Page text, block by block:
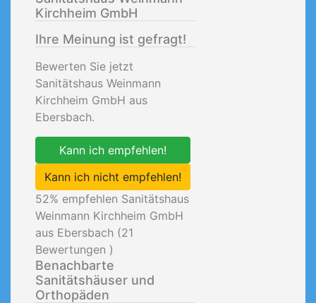
Kirchheim GmbH
Ihre Meinung ist gefragt!
Bewerten Sie jetzt
Sanitätshaus Weinmann
Kirchheim GmbH aus
Ebersbach.
Kann ich empfehlen!
Kann ich nicht empfehlen!
52% empfehlen Sanitätshaus
Weinmann Kirchheim GmbH
aus Ebersbach (21
Bewertungen )
Benachbarte
Sanitätshäuser und
Orthopäden